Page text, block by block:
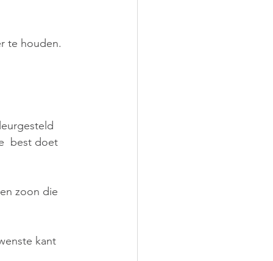
te houden.
best doet
zoon die
kant